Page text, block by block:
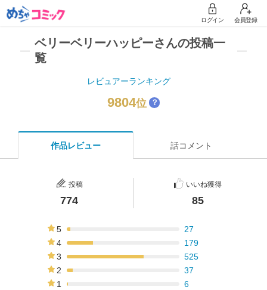
ログイン 会員登録
ベリーベリーハッピーさんの投稿一
覧
レビュアーランキング
9804位 ？
作品レビュー 話コメント
投稿
774
いいね獲得
85
5
27
4
179
3
525
2
37
1
6